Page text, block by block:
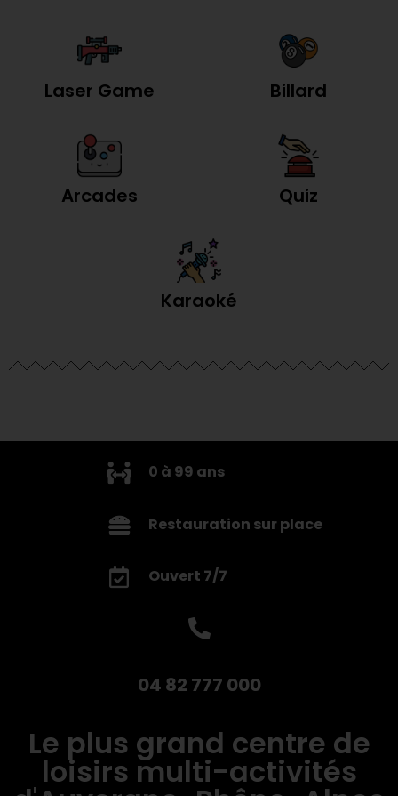
Laser Game Billard
Arcades Quiz
Karaoké
0 à 99 ans
Restauration sur place
Ouvert 7/7
04 82 777 000
Le plus grand centre de
loisirs multi-activités